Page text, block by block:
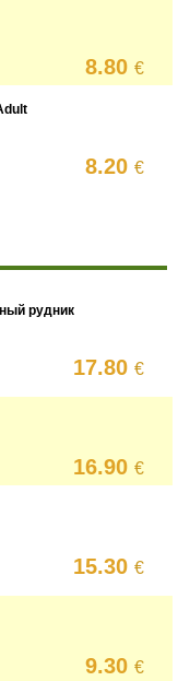
8.80€
8.20€
рудник
17.80€
16.90€
15.30€
9.30€